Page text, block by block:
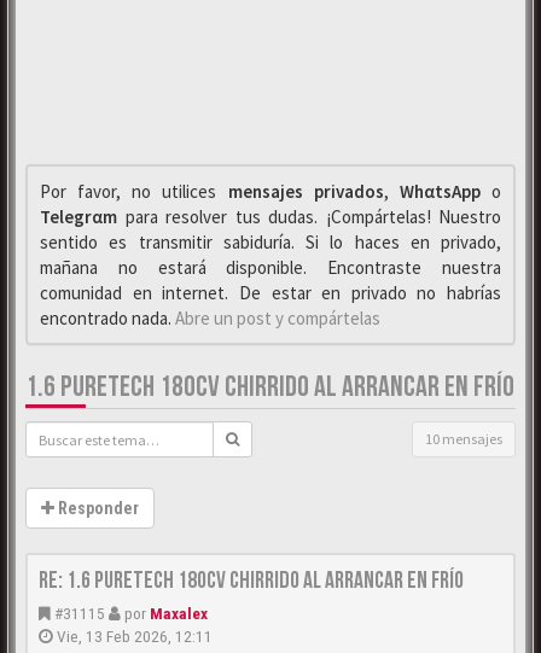
Por favor, no utilices mensajes privados, WhαtsAppo
Telegrαm para resolver tus dudas. ¡Compártelas! Nuestro
sentido es transmitir sabiduría. Si lo haces en privado,
mañana no estará disponible. Encontraste nuestra
comunidad en internet. De estar en privado no habrías
encontrado nada. Abre un post y compártelas
1.6 PURETECH 180CV CHIRRIDO AL ARRANCAR EN FRÍO
10 mensajes
Responder
Re: 1.6 puretech 180cv chirrido al arrancar en frío
#31115 por Maxalex
Vie, 13 Feb 2026, 12:11